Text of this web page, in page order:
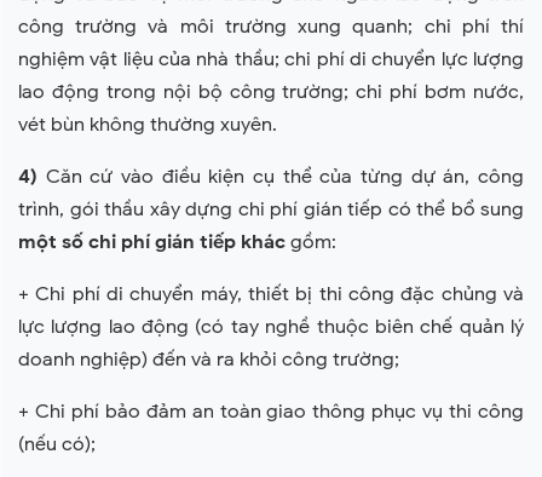
công trường và môi trường xung quanh; chi phí thí
nghiệm vật liệu của nhà thầu; chi phí di chuyển lực lượng
lao động trong nội bộ công trường; chi phí bơm nước,
vét bùn không thường xuyên.
4) Căn cứ vào điều kiện cụ thể của từng dự án, công
trình, gói thầu xây dựng chi phí gián tiếp có thể bổ sung
một số chi phí gián tiếp khác gồm:
+ Chi phí di chuyển máy, thiết bị thi công đặc chủng và
lực lượng lao động (có tay nghề thuộc biên chế quản lý
doanh nghiệp) đến và ra khỏi công trường;
+ Chi phí bảo đảm an toàn giao thông phục vụ thi công
(nếu có);